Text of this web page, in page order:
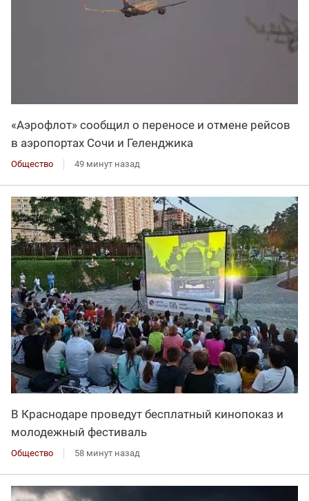
«Аэрофлот» сообщил о переносе и отмене рейсов
в аэропортах Сочи и Геленджика
Общество 49 минут назад
В Краснодаре проведут бесплатный кинопоказ и
молодежный фестиваль
Общество 58 минут назад